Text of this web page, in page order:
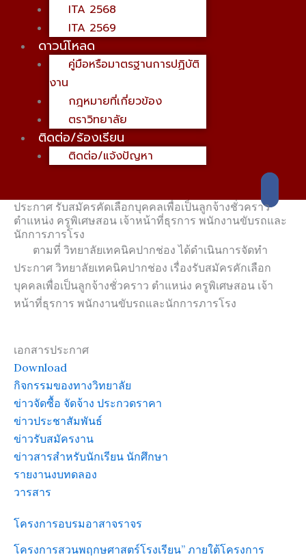
ITA 2568
ITA 2569
ดาวน์โหลด
คู่มือหรือมาตรฐานการปฏิบัติ
งาน
กฎหมายที่เกี่ยวข้อง
ตราวิทยาลัย
ติดต่อ/ร้องเรียน
ติดต่อ/แจ้งปัญหา
ประกาศ รับสมัครคัดเลือกบุคคลเพื่อเป็นลูกจ้างชั่วคราว
ตำแหน่ง ครูพิเศษสอน เจ้าหน้าที่ธุรการ พนักงานขับรถและ
นักการภารโรง
ตามที่ วิทยาลัยเทคนิคปากช่อง ได้ดำเนินการจัดทำ
ประกาศ วิทยาลัยเทคนิคปากช่อง เรื่องรับสมัครคักเลือก
บุคคลเพื่อเป็นลูกจ้างชั่วคราว ตำแหน่ง ครูพิเศษสอน เจ้า
หน้าที่ธุรการ พนักงานขับรถและนักการภารโรง
เอกสารประกาศ
Download
กิจกรรมของทางวิทยาลัย
ข่าวจัดซื้อ จัดจ้าง ประกวดราคา
ข่าวประชาสัมพันธ์
ข่าวรับสมัครงาน
ข่าวสารสำหรับนักเรียน นักศึกษา
รายงานงบทดลอง
วารสาร
โครงการอบรมอาสาจราจร
โครงการสวนพฤกษศาสตร์โรงเรียน” ภายใต้โครงการ